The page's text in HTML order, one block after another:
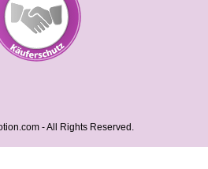
- All Rights Reserved.